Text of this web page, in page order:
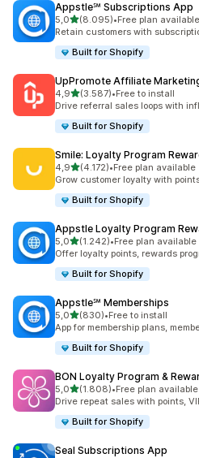
Appstle℠ Subscriptions App
5,05 yıldız üzerinden
(8.095)
toplam 8095 değerlendirme
•Free plan available
Retain customers with
Built for Shopify
UpPromote Affiliate
4,95 yıldız üzerinden
(3.587)
toplam 3587 değerlendirme
•Free to install
Drive referral sales loops with
Built for Shopify
Smile: Loyalty Program
4,95 yıldız üzerinden
(4.172)
toplam 4172 değerlendirme
•Free plan available
Grow customer loyalty with
Built for Shopify
Appstle Loyalty Program
5,05 yıldız üzerinden
(1.242)
toplam 1242 değerlendirme
•Free plan available
Offer loyalty points, rewards
Built for Shopify
Appstle℠ Memberships
5,05 yıldız üzerinden
(830)
toplam 830 değerlendirme
•Free to install
App for membership plans,
Built for Shopify
BON Loyalty Program &
5,05 yıldız üzerinden
(1.808)
toplam 1808 değerlendirme
•Free plan available
Drive repeat sales with points,
Built for Shopify
Seal Subscriptions App